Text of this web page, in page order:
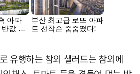
유행하는 참외 샐러드는 참외에